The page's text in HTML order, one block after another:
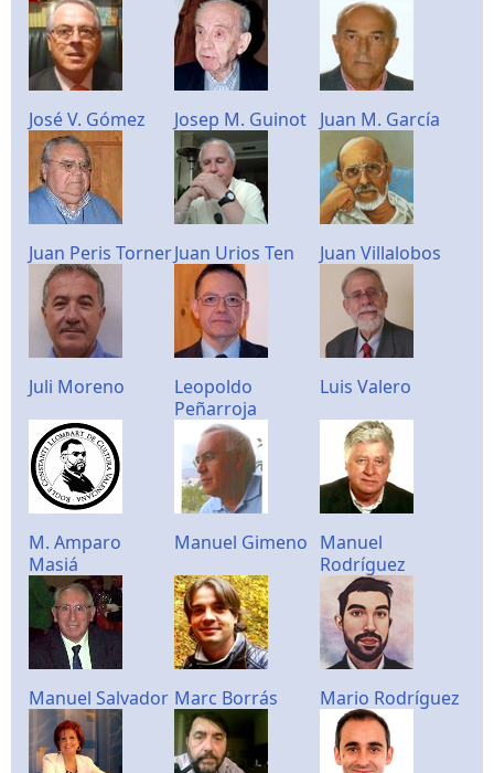
José V. Gómez Josep M. Guinot Juan M. García
Juan Peris TornerJuan Urios Ten Juan Villalobos
Juli Moreno
Leopoldo
Peñarroja
Luis Valero
M. Amparo
Masiá
Manuel Gimeno Manuel
Rodríguez
Manuel Salvador Marc Borrás Mario Rodríguez